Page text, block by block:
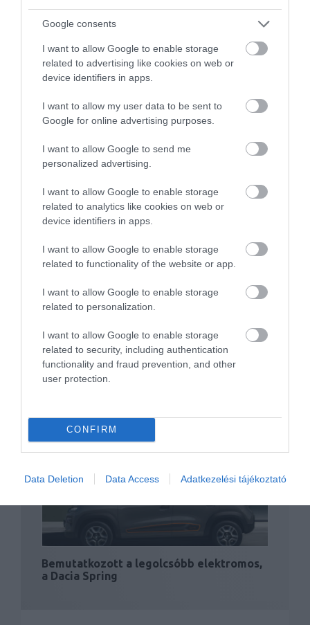
Google consents
I want to allow Google to enable storage
related to advertising like cookies on web or
device identifiers in apps.
I want to allow my user data to be sent to
Google for online advertising purposes.
I want to allow Google to send me
personalized advertising.
I want to allow Google to enable storage
related to analytics like cookies on web or
device identifiers in apps.
I want to allow Google to enable storage
related to functionality of the website or app.
I want to allow Google to enable storage
related to personalization.
I want to allow Google to enable storage
related to security, including authentication
functionality and fraud prevention, and other
user protection.
CONFIRM
Data Deletion Data Access Adatkezelési tájékoztató
Olcsóbb lesz az elektromos Mini, mint a
BMW i3
A Rivian segítségével fejleszti a
elektromos autója
Bemutatkozott a legolcsóbb elektromos,
a Dacia Spring